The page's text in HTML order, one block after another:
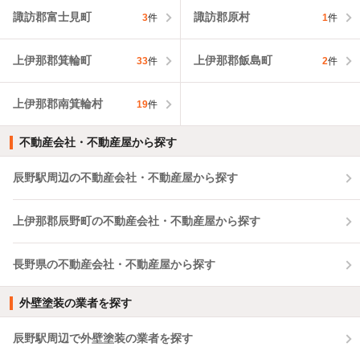
諏訪郡富士見町 3件 諏訪郡原村 1件
上伊那郡箕輪町 33件 上伊那郡飯島町 2件
上伊那郡南箕輪村 19件
不動産会社・不動産屋から探す
辰野駅周辺の不動産会社・不動産屋から探す
上伊那郡辰野町の不動産会社・不動産屋から探す
長野県の不動産会社・不動産屋から探す
外壁塗装の業者を探す
辰野駅周辺で外壁塗装の業者を探す